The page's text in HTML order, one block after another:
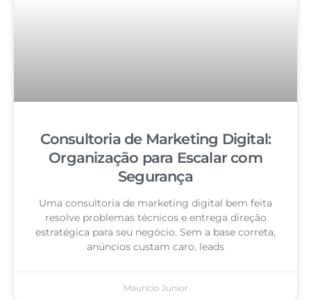
Consultoria de Marketing Digital:
Organização para Escalar com
Segurança
Uma consultoria de marketing digital bem feita
resolve problemas técnicos e entrega direção
estratégica para seu negócio. Sem a base correta,
anúncios custam caro, leads
Mauricio Junior